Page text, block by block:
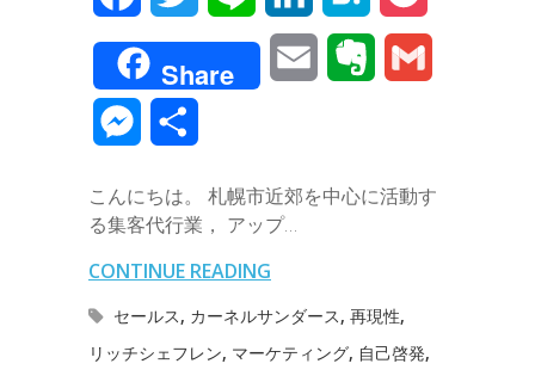
a
c
e
b
o
o
k
w
i
e
r
i
n
i
n
a
t
o
c
e
Share
i
r
t
i
s
s
e
n
こんにちは。 札幌市近郊を中心に活動す
る集客代行業， アップ…
CONTINUE READING
セールス, カーネルサンダース, 再現性,
リッチシェフレン, マーケティング, 自己啓発,